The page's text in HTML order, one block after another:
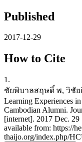
Published
2017-12-29
How to Cite
1.
ชัยพิบาลสฤษดิ์ พ, วิชั
Learning Experiences
Cambodian Alumni.
[internet]. 2017 Dec.
available from: https://
thaijo.org/index.php/